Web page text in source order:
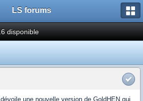
LS forums
disponible
une nouvelle version de GoldHEN qui